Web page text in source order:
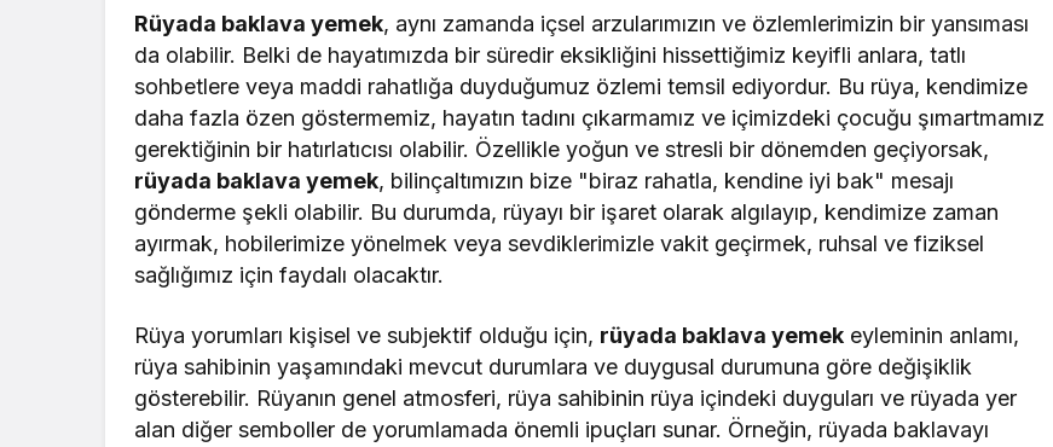
Rüyada baklava yemek, aynı zamanda içsel arzularımızın ve özlemlerimizin bir yansıması
da olabilir. Belki de hayatımızda bir süredir eksikliğini hissettiğimiz keyifli anlara, tatlı
sohbetlere veya maddi rahatlığa duyduğumuz özlemi temsil ediyordur. Bu rüya, kendimize
daha fazla özen göstermemiz, hayatın tadını çıkarmamız ve içimizdeki çocuğu şımartmamız
gerektiğinin bir hatırlatıcısı olabilir. Özellikle yoğun ve stresli bir dönemden geçiyorsak,
rüyada baklava yemek, bilinçaltımızın bize "biraz rahatla, kendine iyi bak" mesajı
gönderme şekli olabilir. Bu durumda, rüyayı bir işaret olarak algılayıp, kendimize zaman
ayırmak, hobilerimize yönelmek veya sevdiklerimizle vakit geçirmek, ruhsal ve fiziksel
sağlığımız için faydalı olacaktır.
Rüya yorumları kişisel ve subjektif olduğu için, rüyada baklava yemek eyleminin anlamı,
rüya sahibinin yaşamındaki mevcut durumlara ve duygusal durumuna göre değişiklik
gösterebilir. Rüyanın genel atmosferi, rüya sahibinin rüya içindeki duyguları ve rüyada yer
alan diğer semboller de yorumlamada önemli ipuçları sunar. Örneğin, rüyada baklavayı